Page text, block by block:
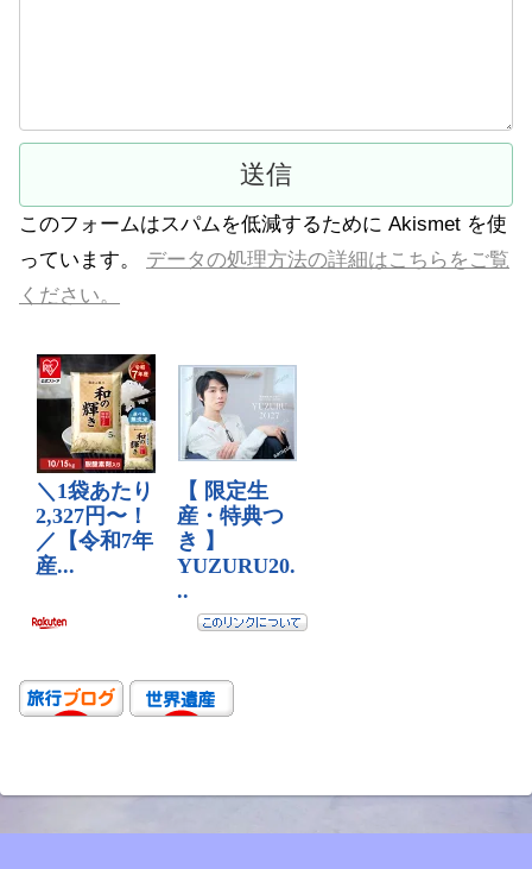
このフォームはスパムを低減するために Akismet を使
っています。 データの処理方法の詳細はこちらをご覧
ください。